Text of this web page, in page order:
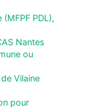
PDL),
Nantes
ou
Vilaine
pour